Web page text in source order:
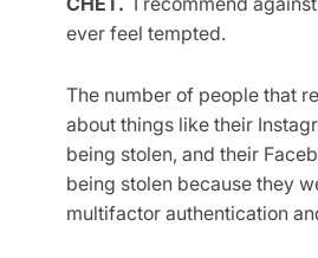
ever feel tempted.
The number of people that
about things like their
being stolen, and their
being stolen because they
multifactor authentication